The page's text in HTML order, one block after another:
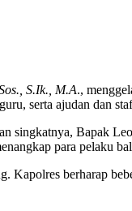
S.Ik., M.A.,
serta ajudan dan
singkatnya, Bapak
para pelaku
berharap